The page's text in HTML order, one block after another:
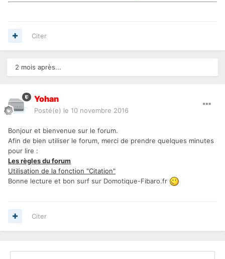
Citer
2 mois après...
Yohan
Posté(e) le 10 novembre 2016
Bonjour et bienvenue sur le forum.
Afin de bien utiliser le forum, merci de prendre quelques minutes
pour lire :
Les règles du forum
Utilisation de la fonction "Citation"
Bonne lecture et bon surf sur Domotique-Fibaro.fr
Citer